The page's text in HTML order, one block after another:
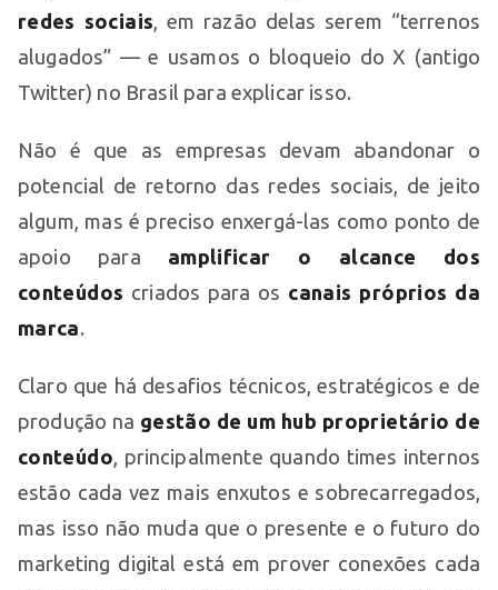
redes sociais, em razão delas serem “terrenos
alugados” — e usamos o bloqueio do X (antigo
Twitter) no Brasil para explicar isso.
Não é que as empresas devam abandonar o
potencial de retorno das redes sociais, de jeito
algum, mas é preciso enxergá-las como ponto de
apoio para amplificar o alcance dos
conteúdos criados para os canais próprios da
marca.
Claro que há desafios técnicos, estratégicos e de
produção na gestão de um hub proprietário de
conteúdo, principalmente quando times internos
estão cada vez mais enxutos e sobrecarregados,
mas isso não muda que o presente e o futuro do
marketing digital está em prover conexões cada